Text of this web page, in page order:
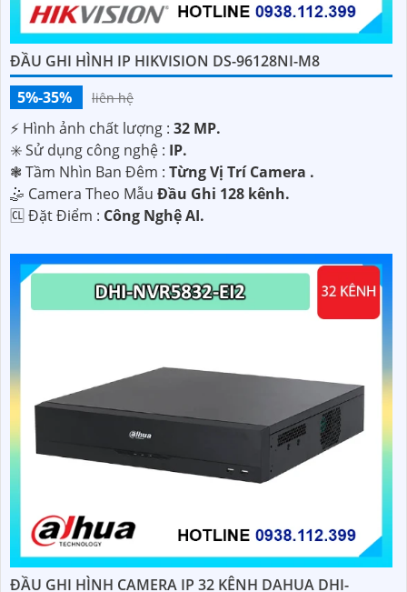
ĐẦU GHI HÌNH IP HIKVISION DS-96128NI-M8
5%-35%
liên hệ
️⚡ Hình ảnh chất lượng : 32 MP.
✳️ Sử dụng công nghệ : IP.
❃ Tầm Nhìn Ban Đêm : Từng Vị Trí Camera .
🤹 Camera Theo Mẫu Đầu Ghi 128 kênh.
️🆑 Đặt Điểm : Công Nghệ AI.
ĐẦU GHI HÌNH CAMERA IP 32 KÊNH DAHUA DHI-